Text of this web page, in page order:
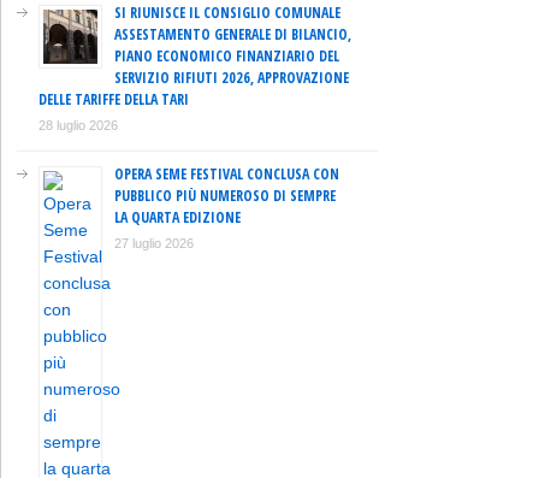
SI RIUNISCE IL CONSIGLIO COMUNALE
ASSESTAMENTO GENERALE DI BILANCIO,
PIANO ECONOMICO FINANZIARIO DEL
SERVIZIO RIFIUTI 2026, APPROVAZIONE
DELLE TARIFFE DELLA TARI
28 luglio 2026
OPERA SEME FESTIVAL CONCLUSA CON
PUBBLICO PIÙ NUMEROSO DI SEMPRE
LA QUARTA EDIZIONE
27 luglio 2026